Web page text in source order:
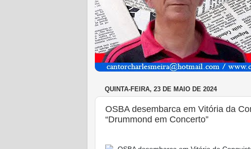
QUINTA-FEIRA, 23 DE MAIO DE 2024
OSBA desembarca em Vitória da
“Drummond em Concerto”